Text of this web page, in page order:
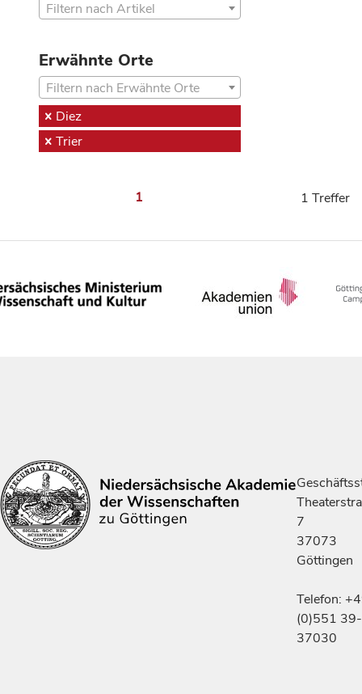
Filtern nach Artikel
Erwähnte Orte
Filtern nach Erwähnte Orte
Diez
Trier
1 1 Treffer
7
37073
Göttingen
Telefon:
(0)551 39-
37030